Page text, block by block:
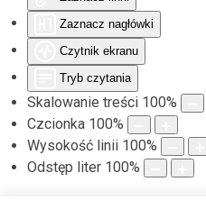
Zaznacz nagłówki
Czytnik ekranu
Tryb czytania
Skalowanie treści 100%
Czcionka 100%
Wysokość linii 100%
Odstęp liter 100%